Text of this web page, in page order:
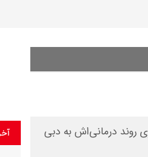
روند درمانی‌اش به دبی